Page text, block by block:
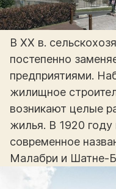
В XX в.
постепенно
предприятиями.
жилищное
возникают целые
жилья. В 1920
современное
Малабри и Шатне-